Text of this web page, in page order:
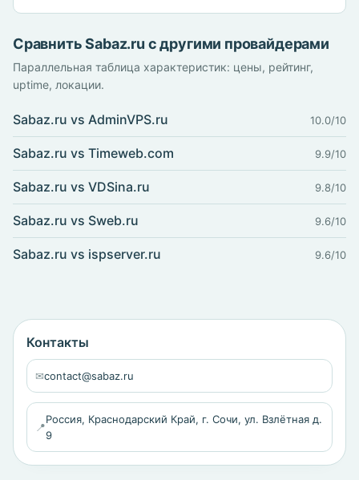
Сравнить Sabaz.ru с другими провайдерами
Параллельная таблица характеристик: цены, рейтинг,
uptime, локации.
Sabaz.ru vs AdminVPS.ru 10.0/10
Sabaz.ru vs Timeweb.com 9.9/10
Sabaz.ru vs VDSina.ru 9.8/10
Sabaz.ru vs Sweb.ru 9.6/10
Sabaz.ru vs ispserver.ru 9.6/10
Контакты
✉contact@sabaz.ru
📍
Россия, Краснодарский Край, г. Сочи, ул. Взлётная д.
9